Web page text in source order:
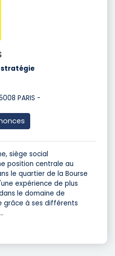
stratégie
PARIS -
siège social
position centrale au
le quartier de la Bourse
expérience de plus
le domaine de
grâce à ses différents